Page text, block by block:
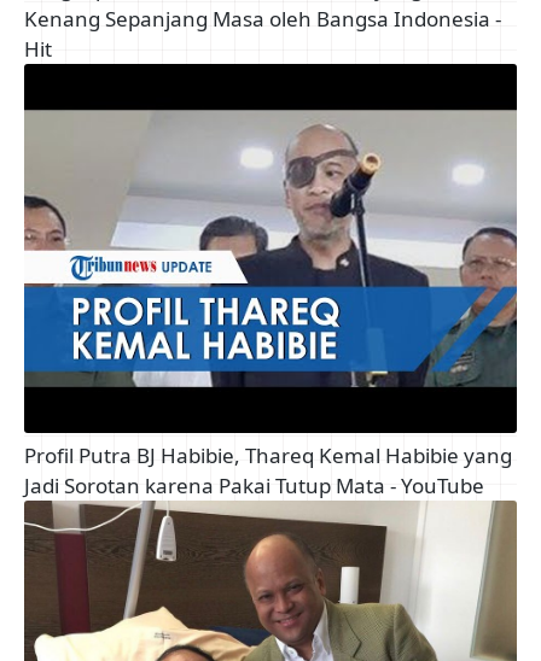
Kenang Sepanjang Masa oleh Bangsa Indonesia -
Hit
Profil Putra BJ Habibie, Thareq Kemal Habibie yang
Jadi Sorotan karena Pakai Tutup Mata - YouTube